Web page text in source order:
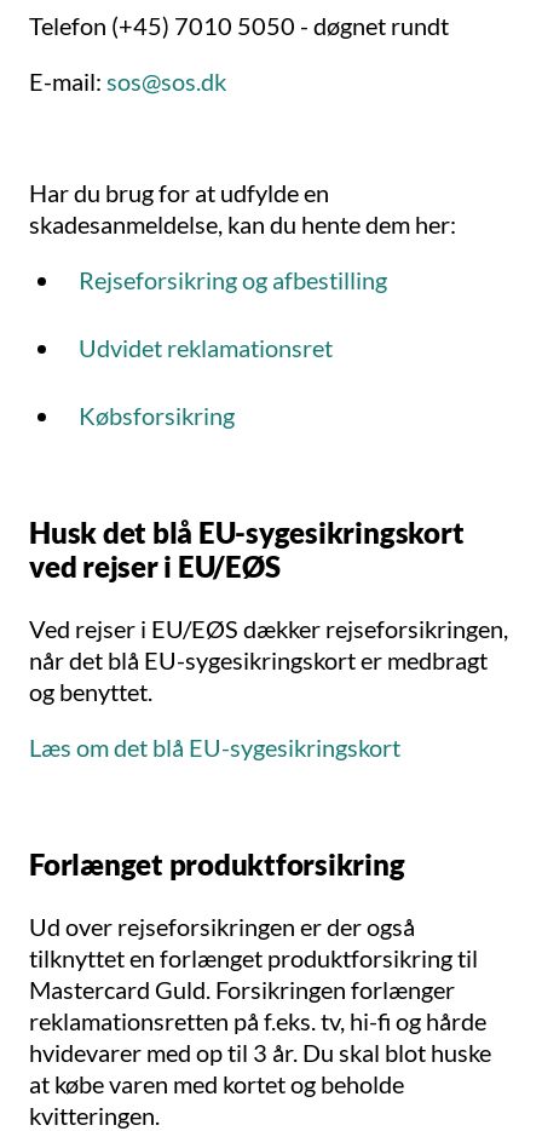
Telefon (+45) 7010 5050 - døgnet rundt
E-mail: sos@sos.dk
Har du brug for at udfylde en
skadesanmeldelse, kan du hente dem her:
Rejseforsikring og afbestilling
Udvidet reklamationsret
Købsforsikring
Husk det blå EU-sygesikringskort
ved rejser i EU/EØS
Ved rejser i EU/EØS dækker rejseforsikringen,
når det blå EU-sygesikringskort er medbragt
og benyttet.
Læs om det blå EU-sygesikringskort
Forlænget produktforsikring
Ud over rejseforsikringen er der også
tilknyttet en forlænget produktforsikring til
Mastercard Guld. Forsikringen forlænger
reklamationsretten på f.eks. tv, hi-fi og hårde
hvidevarer med op til 3 år. Du skal blot huske
at købe varen med kortet og beholde
kvitteringen.